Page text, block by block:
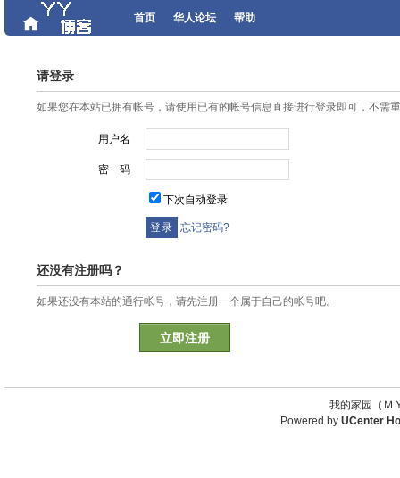
首页 华人论坛 帮助
请登录
如果您在本站已拥有帐号，请使用已有的帐号信息直接进行登录即可，不需
用户名
密 码
下次自动登录
忘记密码?
还没有注册吗？
如果还没有本站的通行帐号，请先注册一个属于自己的帐号吧。
立即注册
我的家园（
Powered by UCenter